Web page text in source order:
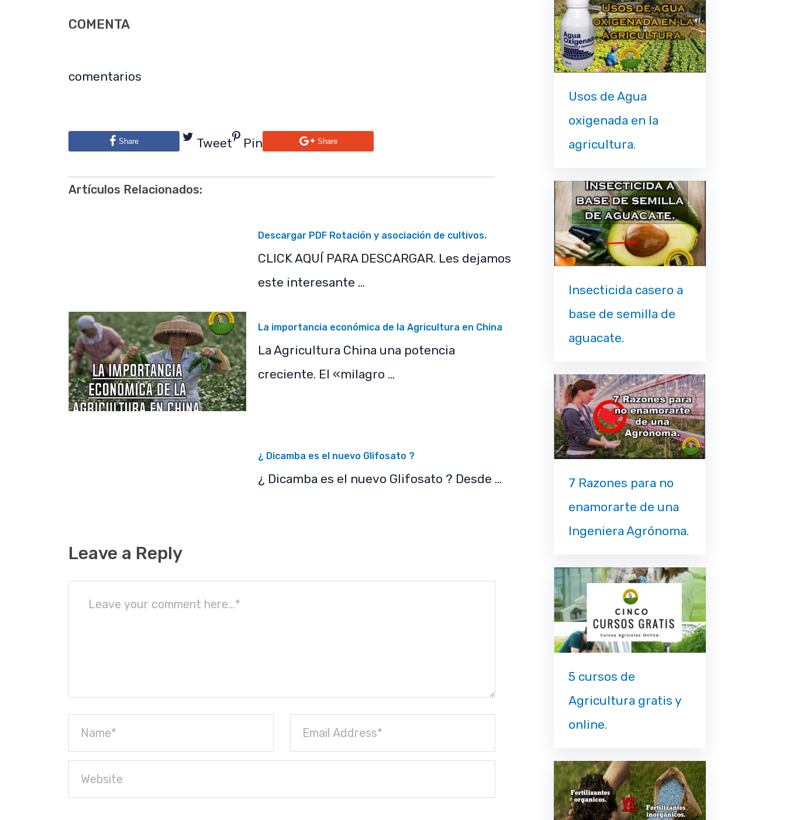
COMENTA
comentarios
Share Tweet Pin Share
Artículos Relacionados:
Descargar PDF Rotación y asociación de cultivos.
CLICK AQUÍ PARA DESCARGAR. Les dejamos
este interesante …
La importancia económica de la Agricultura en China
La Agricultura China una potencia
creciente. El «milagro …
¿ Dicamba es el nuevo Glifosato ?
¿ Dicamba es el nuevo Glifosato ? Desde …
Leave a Reply
Usos de Agua
oxigenada en la
agricultura.
Insecticida casero a
base de semilla de
aguacate.
7 Razones para no
enamorarte de una
Ingeniera Agrónoma.
5 cursos de
Agricultura gratis y
online.